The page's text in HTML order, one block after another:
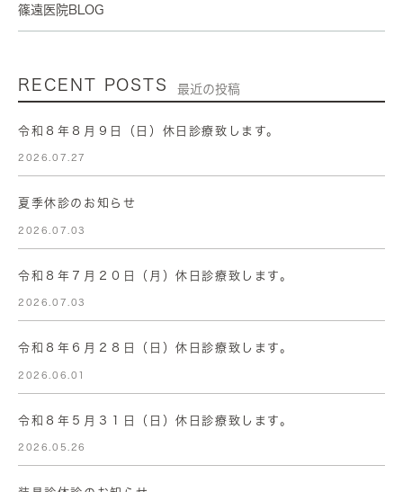
篠遠医院BLOG
RECENT POSTS 最近の投稿
令和８年８月９日（日）休日診療致します。
2026.07.27
夏季休診のお知らせ
2026.07.03
令和８年７月２０日（月）休日診療致します。
2026.07.03
令和８年６月２８日（日）休日診療致します。
2026.06.01
令和８年５月３１日（日）休日診療致します。
2026.05.26